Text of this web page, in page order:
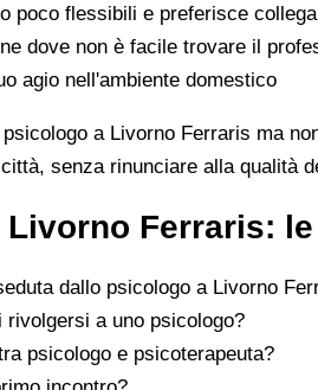
poco flessibili e preferisce
dove non è facile trovare il
agio nell'ambiente domestico
a Livorno Ferraris ma
senza rinunciare alla qualità
Ferraris:
dallo psicologo a Livorno
rivolgersi a uno psicologo?
psicologo e psicoterapeuta?